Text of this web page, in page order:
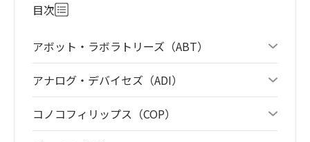
目次
アボット・ラボラトリーズ（ABT）
アナログ・デバイセズ（ADI）
コノコフィリップス（COP）